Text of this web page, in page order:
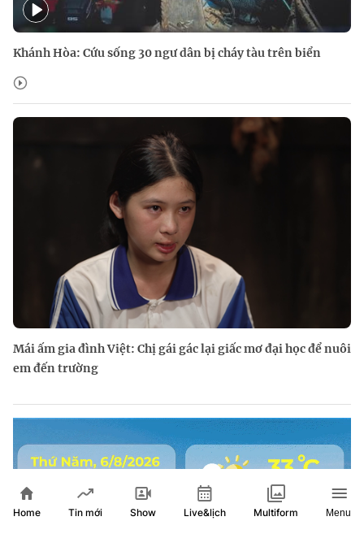
Khánh Hòa: Cứu sống 30 ngư dân bị cháy tàu trên biển
Mái ấm gia đình Việt: Chị gái gác lại giấc mơ đại học để nuôi
em đến trường
Home Tin mới Show Live&lịch Multiform Menu